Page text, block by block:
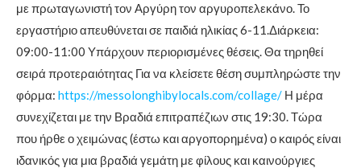
με πρωταγωνιστή τον Αργύρη τον αργυροπελεκάνο. Το
εργαστήριο απευθύνεται σε παιδιά ηλικίας 6-11.Διάρκεια:
09:00-11:00 Υπάρχουν περιορισμένες θέσεις. Θα τηρηθεί
σειρά προτεραιότητας Για να κλείσετε θέση συμπληρώστε την
φόρμα: https://messolonghibylocals.com/collage/ Η μέρα
συνεχίζεται με την Βραδιά επιτραπέζιων στις 19:30. Τώρα
που ήρθε ο χειμώνας (έστω και αργοπορημένα) ο καιρός είναι
ιδανικός για μια βραδιά γεμάτη με φίλους και καινούργιες